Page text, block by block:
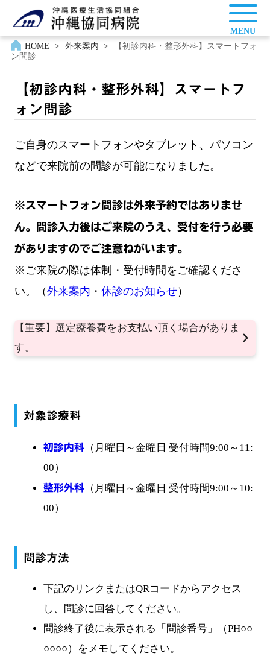
MENU
HOME
> 外来案内 >
【初診内科・整形外科】スマートフォ
ン問診
【初診内科・整形外科】スマートフ
ォン問診
ご自身のスマートフォンやタブレット、パソコン
などで来院前の問診が可能になりました。
※スマートフォン問診は外来予約ではありませ
ん。問診入力後はご来院のうえ、受付を行う必要
がありますのでご注意ねがいます。
※ご来院の際は体制・受付時間をご確認くださ
い。（外来案内 ・ 休診のお知らせ）
【重要】選定療養費をお支払い頂く場合がありま
す。
対象診療科
初診内科（月曜日～金曜日 受付時間9:00～11:
00）
整形外科（月曜日～金曜日 受付時間9:00～10:
00）
問診方法
下記のリンクまたはQRコードからアクセス
し、問診に回答してください。
問診終了後に表示される「問診番号」（PH○○
○○○○）をメモしてください。